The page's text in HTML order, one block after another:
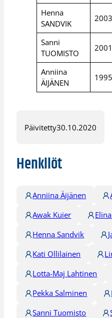
Henna
SANDVIK
2003
Sanni
TUOMISTO
2001
Anniina
ÄIJÄNEN
1995
Päivitetty30.10.2020
Henkilöt
Anniina Äijänen
Awak Kuier
Henna Sandvik
Kati Ollilainen
Lotta-Maj Lahtinen
Pekka Salminen
Sanni Tuomisto